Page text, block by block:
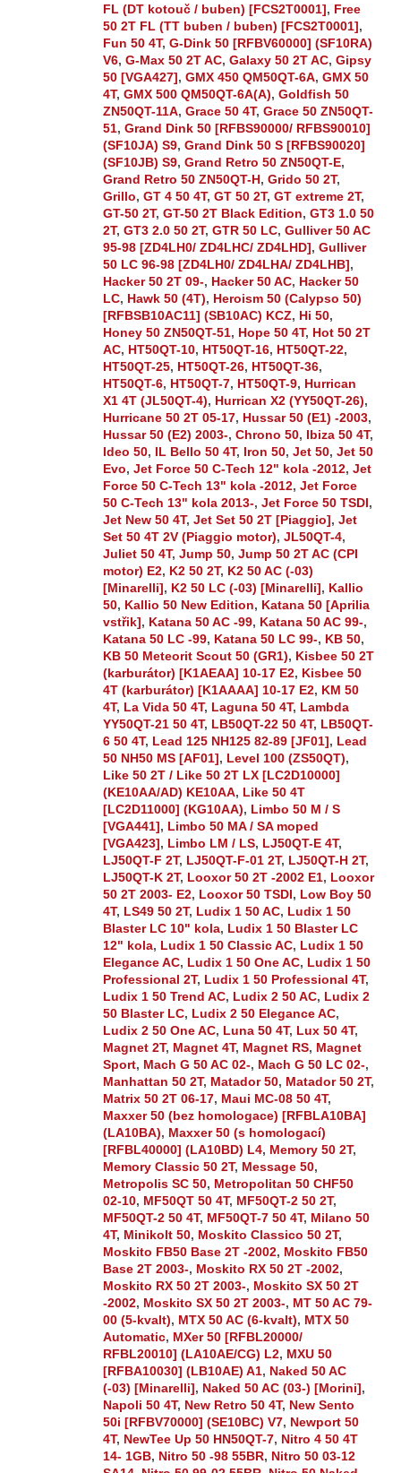
FL (DT kotouč / buben) [FCS2T0001], Free
50 2T FL (TT buben / buben) [FCS2T0001],
Fun 50 4T, G-Dink 50 [RFBV60000] (SF10RA)
V6, G-Max 50 2T AC, Galaxy 50 2T AC, Gipsy
50 [VGA427], GMX 450 QM50QT-6A, GMX 50
4T, GMX 500 QM50QT-6A(A), Goldfish 50
ZN50QT-11A, Grace 50 4T, Grace 50 ZN50QT-
51, Grand Dink 50 [RFBS90000/ RFBS90010]
(SF10JA) S9, Grand Dink 50 S [RFBS90020]
(SF10JB) S9, Grand Retro 50 ZN50QT-E,
Grand Retro 50 ZN50QT-H, Grido 50 2T,
Grillo, GT 4 50 4T, GT 50 2T, GT extreme 2T,
GT-50 2T, GT-50 2T Black Edition, GT3 1.0 50
2T, GT3 2.0 50 2T, GTR 50 LC, Gulliver 50 AC
95-98 [ZD4LH0/ ZD4LHC/ ZD4LHD], Gulliver
50 LC 96-98 [ZD4LH0/ ZD4LHA/ ZD4LHB],
Hacker 50 2T 09-, Hacker 50 AC, Hacker 50
LC, Hawk 50 (4T), Heroism 50 (Calypso 50)
[RFBSB10AC11] (SB10AC) KCZ, Hi 50,
Honey 50 ZN50QT-51, Hope 50 4T, Hot 50 2T
AC, HT50QT-10, HT50QT-16, HT50QT-22,
HT50QT-25, HT50QT-26, HT50QT-36,
HT50QT-6, HT50QT-7, HT50QT-9, Hurrican
X1 4T (JL50QT-4), Hurrican X2 (YY50QT-26),
Hurricane 50 2T 05-17, Hussar 50 (E1) -2003,
Hussar 50 (E2) 2003-, Chrono 50, Ibiza 50 4T,
Ideo 50, IL Bello 50 4T, Iron 50, Jet 50, Jet 50
Evo, Jet Force 50 C-Tech 12" kola -2012, Jet
Force 50 C-Tech 13" kola -2012, Jet Force
50 C-Tech 13" kola 2013-, Jet Force 50 TSDI,
Jet New 50 4T, Jet Set 50 2T [Piaggio], Jet
Set 50 4T 2V (Piaggio motor), JL50QT-4,
Juliet 50 4T, Jump 50, Jump 50 2T AC (CPI
motor) E2, K2 50 2T, K2 50 AC (-03)
[Minarelli], K2 50 LC (-03) [Minarelli], Kallio
50, Kallio 50 New Edition, Katana 50 [Aprilia
vstřik], Katana 50 AC -99, Katana 50 AC 99-,
Katana 50 LC -99, Katana 50 LC 99-, KB 50,
KB 50 Meteorit Scout 50 (GR1), Kisbee 50 2T
(karburátor) [K1AEAA] 10-17 E2, Kisbee 50
4T (karburátor) [K1AAAA] 10-17 E2, KM 50
4T, La Vida 50 4T, Laguna 50 4T, Lambda
YY50QT-21 50 4T, LB50QT-22 50 4T, LB50QT-
6 50 4T, Lead 125 NH125 82-89 [JF01], Lead
50 NH50 MS [AF01], Level 100 (ZS50QT),
Like 50 2T / Like 50 2T LX [LC2D10000]
(KE10AA/AD) KE10AA, Like 50 4T
[LC2D11000] (KG10AA), Limbo 50 M / S
[VGA441], Limbo 50 MA / SA moped
[VGA423], Limbo LM / LS, LJ50QT-E 4T,
LJ50QT-F 2T, LJ50QT-F-01 2T, LJ50QT-H 2T,
LJ50QT-K 2T, Looxor 50 2T -2002 E1, Looxor
50 2T 2003- E2, Looxor 50 TSDI, Low Boy 50
4T, LS49 50 2T, Ludix 1 50 AC, Ludix 1 50
Blaster LC 10" kola, Ludix 1 50 Blaster LC
12" kola, Ludix 1 50 Classic AC, Ludix 1 50
Elegance AC, Ludix 1 50 One AC, Ludix 1 50
Professional 2T, Ludix 1 50 Professional 4T,
Ludix 1 50 Trend AC, Ludix 2 50 AC, Ludix 2
50 Blaster LC, Ludix 2 50 Elegance AC,
Ludix 2 50 One AC, Luna 50 4T, Lux 50 4T,
Magnet 2T, Magnet 4T, Magnet RS, Magnet
Sport, Mach G 50 AC 02-, Mach G 50 LC 02-,
Manhattan 50 2T, Matador 50, Matador 50 2T,
Matrix 50 2T 06-17, Maui MC-08 50 4T,
Maxxer 50 (bez homologace) [RFBLA10BA]
(LA10BA), Maxxer 50 (s homologací)
[RFBL40000] (LA10BD) L4, Memory 50 2T,
Memory Classic 50 2T, Message 50,
Metropolis SC 50, Metropolitan 50 CHF50
02-10, MF50QT 50 4T, MF50QT-2 50 2T,
MF50QT-2 50 4T, MF50QT-7 50 4T, Milano 50
4T, Minikolt 50, Moskito Classico 50 2T,
Moskito FB50 Base 2T -2002, Moskito FB50
Base 2T 2003-, Moskito RX 50 2T -2002,
Moskito RX 50 2T 2003-, Moskito SX 50 2T
-2002, Moskito SX 50 2T 2003-, MT 50 AC 79-
00 (5-kvalt), MTX 50 AC (6-kvalt), MTX 50
Automatic, MXer 50 [RFBL20000/
RFBL20010] (LA10AE/CG) L2, MXU 50
[RFBA10030] (LB10AE) A1, Naked 50 AC
(-03) [Minarelli], Naked 50 AC (03-) [Morini],
Napoli 50 4T, New Retro 50 4T, New Sento
50i [RFBV70000] (SE10BC) V7, Newport 50
4T, NewTee Up 50 HN50QT-7, Nitro 4 50 4T
14- 1GB, Nitro 50 -98 55BR, Nitro 50 03-12